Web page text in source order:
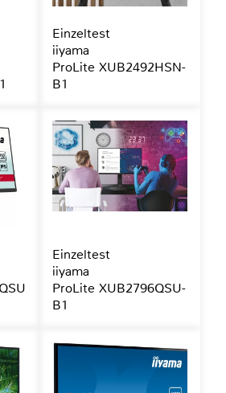
Einzeltest
iiyama
ProLite XUB2492HSN-
B1
Einzeltest
iiyama
ProLite XUB2796QSU-
B1